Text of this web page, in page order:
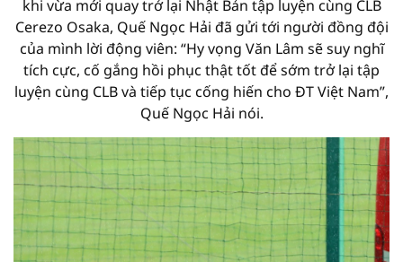
khi vừa mới quay trở lại Nhật Bản tập luyện cùng CLB
Cerezo Osaka, Quế Ngọc Hải đã gửi tới người đồng đội
của mình lời động viên: “Hy vọng Văn Lâm sẽ suy nghĩ
tích cực, cố gắng hồi phục thật tốt để sớm trở lại tập
luyện cùng CLB và tiếp tục cống hiến cho ĐT Việt Nam”,
Quế Ngọc Hải nói.